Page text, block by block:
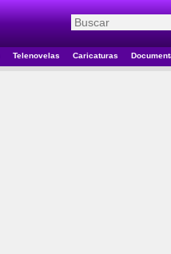
Telenovelas Caricaturas